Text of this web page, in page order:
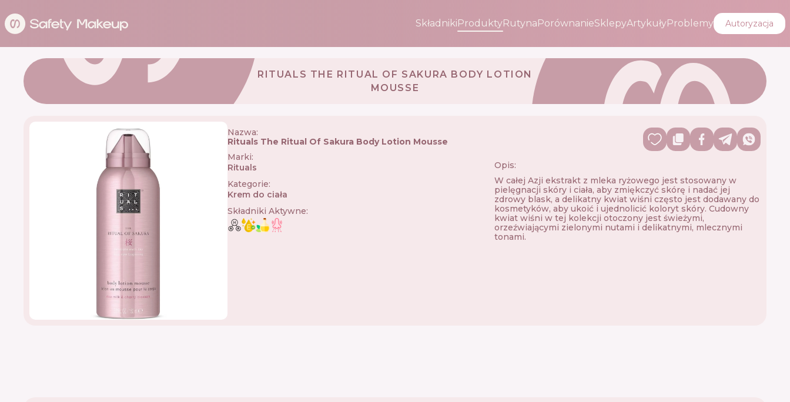
SkładnikiProduktyRutynaPorównanieSklepyArtykułyProblemy Autoryzacja
RITUALS THE RITUAL OF SAKURA BODY LOTION
MOUSSE
Nazwa:
Rituals The Ritual Of Sakura Body Lotion Mousse
Marki:
Rituals
Kategorie:
Krem do ciała
Składniki Aktywne:
Opis:
W całej Azji ekstrakt z mleka ryżowego jest stosowany w
pielęgnacji skóry i ciała, aby zmiękczyć skórę i nadać jej
zdrowy blask, a delikatny kwiat wiśni często jest dodawany do
kosmetyków, aby ukoić i ujednolicić koloryt skóry. Cudowny
kwiat wiśni w tej kolekcji otoczony jest świeżymi,
orzeźwiającymi zielonymi nutami i delikatnymi, mlecznymi
tonami.